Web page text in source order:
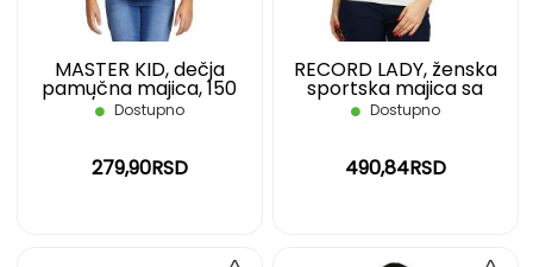
MASTER KID, dečja
pamučna majica, 150
g/m2, crna, 12
Dostupno
279,90RSD
RECORD LADY, ženska
sportska majica sa
raglan rukavima, 130
g/m2, bela, M
Dostupno
490,84RSD